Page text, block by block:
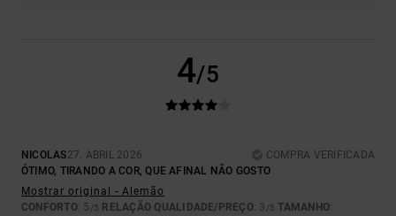
4/5
NICOLAS27. ABRIL 2026
COMPRA VERIFICADA
ÓTIMO, TIRANDO A COR, QUE AFINAL NÃO GOSTO
Mostrar original - Alemão
CONFORTO: 5 /5 RELAÇÃO QUALIDADE/PREÇO: 3 /5 TAMANHO: